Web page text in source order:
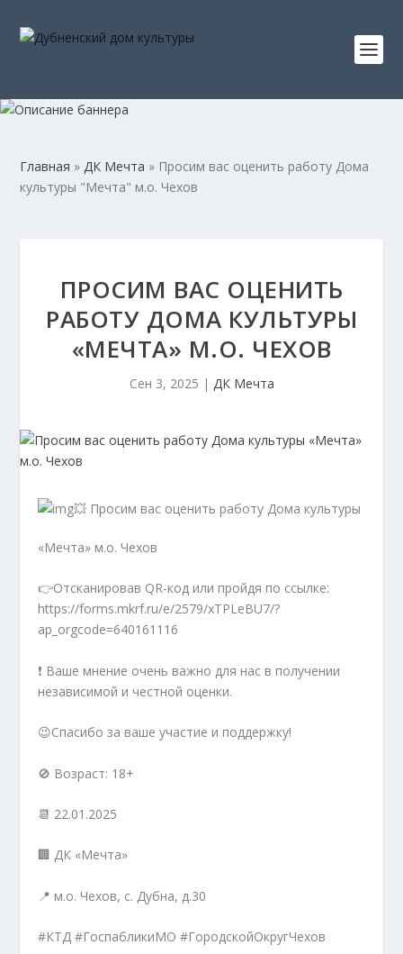
Главная »ДК Мечта » Просим вас оценить работу Дома
культуры "Мечта" м.о. Чехов
ПРОСИМ ВАС ОЦЕНИТЬ
РАБОТУ ДОМА КУЛЬТУРЫ
«МЕЧТА» М.О. ЧЕХОВ
Сен 3, 2025 | ДК Мечта
💥 Просим вас оценить работу Дома культуры
«Мечта» м.о. Чехов
👉Отсканировав QR-код или пройдя по ссылке:
https://forms.mkrf.ru/e/2579/xTPLeBU7/?
ap_orgcode=640161116
❗ Ваше мнение очень важно для нас в получении
независимой и честной оценки.
😉Спасибо за ваше участие и поддержку!
🚫 Возраст: 18+
📆 22.01.2025
🏢 ДК «Мечта»
📍 м.о. Чехов, с. Дубна, д.30
#КТД #ГоспабликиМО #ГородскойОкругЧехов